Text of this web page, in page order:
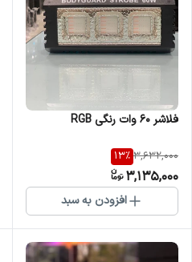
فلاشر ۶۰ وات رنگی RGB
3,632,000
13%
3,135,000
افزودن به سبد